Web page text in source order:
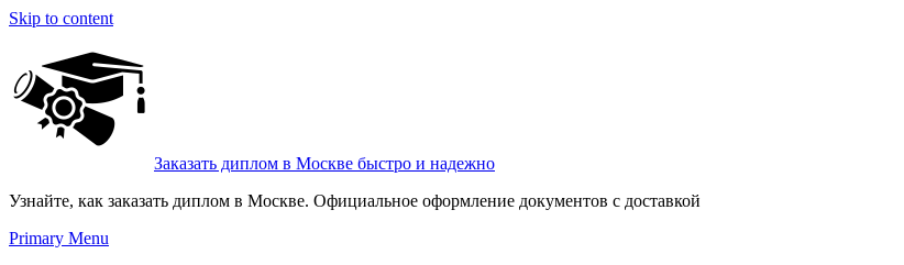
Skip to content
Заказать диплом в Москве быстро и надежно
Узнайте, как заказать диплом в Москве. Официальное оформление документов с доставкой
Primary Menu